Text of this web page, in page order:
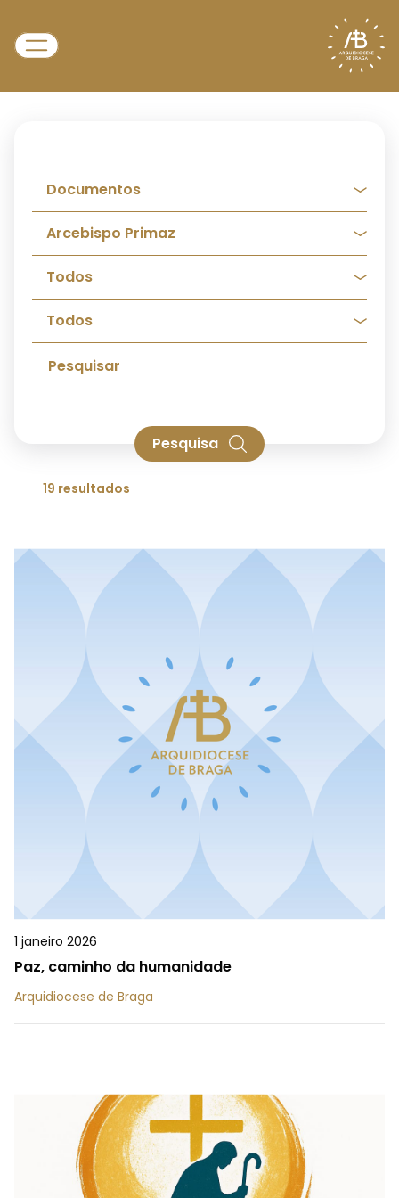
Pesquisa
19 resultados
1 janeiro 2026
Paz, caminho da humanidade
Arquidiocese de Braga